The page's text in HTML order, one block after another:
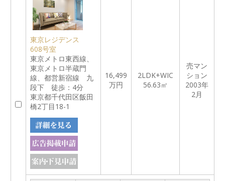
東京レジデンス
608号室
東京メトロ東西線、
東京メトロ半蔵門
線、都営新宿線 九
段下 徒歩：4分
東京都千代田区飯田
橋2丁目18-1
16,499
万円
2LDK+WIC
56.63㎡
売マン
ション
2003年
2月